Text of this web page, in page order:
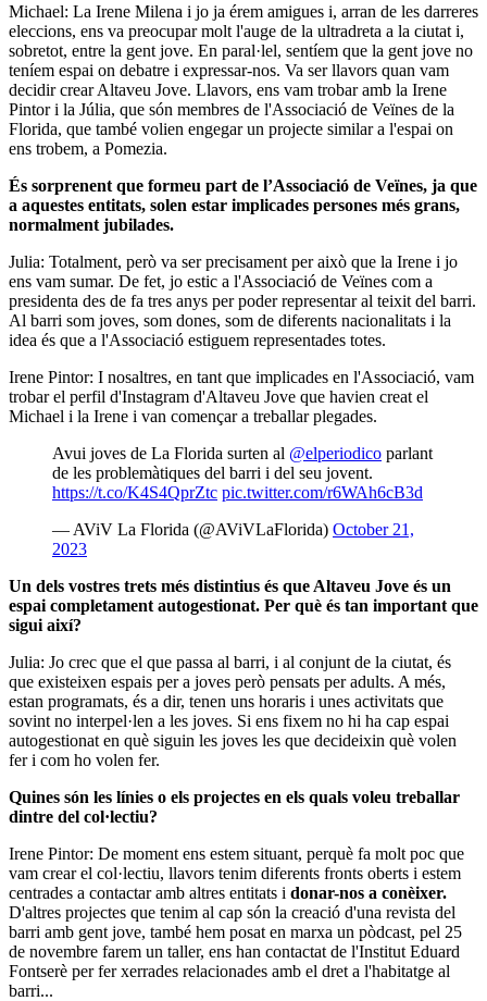
Michael: La Irene Milena i jo ja érem amigues i, arran de les darreres
eleccions, ens va preocupar molt l'auge de la ultradreta a la ciutat i,
sobretot, entre la gent jove. En paral·lel, sentíem que la gent jove no
teníem espai on debatre i expressar-nos. Va ser llavors quan vam
decidir crear Altaveu Jove. Llavors, ens vam trobar amb la Irene
Pintor i la Júlia, que són membres de l'Associació de Veïnes de la
Florida, que també volien engegar un projecte similar a l'espai on
ens trobem, a Pomezia.
És sorprenent que formeu part de l’Associació de Veïnes, ja que
a aquestes entitats, solen estar implicades persones més grans,
normalment jubilades.
Julia: Totalment, però va ser precisament per això que la Irene i jo
ens vam sumar. De fet, jo estic a l'Associació de Veïnes com a
presidenta des de fa tres anys per poder representar al teixit del barri.
Al barri som joves, som dones, som de diferents nacionalitats i la
idea és que a l'Associació estiguem representades totes.
Irene Pintor: I nosaltres, en tant que implicades en l'Associació, vam
trobar el perfil d'Instagram d'Altaveu Jove que havien creat el
Michael i la Irene i van començar a treballar plegades.
Avui joves de La Florida surten al @elperiodico parlant
de les problemàtiques del barri i del seu jovent.
https://t.co/K4S4QprZtc pic.twitter.com/r6WAh6cB3d
— AViV La Florida (@AViVLaFlorida) October 21,
2023
Un dels vostres trets més distintius és que Altaveu Jove és un
espai completament autogestionat. Per què és tan important que
sigui així?
Julia: Jo crec que el que passa al barri, i al conjunt de la ciutat, és
que existeixen espais per a joves però pensats per adults. A més,
estan programats, és a dir, tenen uns horaris i unes activitats que
sovint no interpel·len a les joves. Si ens fixem no hi ha cap espai
autogestionat en què siguin les joves les que decideixin què volen
fer i com ho volen fer.
Quines són les línies o els projectes en els quals voleu treballar
dintre del col·lectiu?
Irene Pintor: De moment ens estem situant, perquè fa molt poc que
vam crear el col·lectiu, llavors tenim diferents fronts oberts i estem
centrades a contactar amb altres entitats i donar-nos a conèixer.
D'altres projectes que tenim al cap són la creació d'una revista del
barri amb gent jove, també hem posat en marxa un pòdcast, pel 25
de novembre farem un taller, ens han contactat de l'Institut Eduard
Fontserè per fer xerrades relacionades amb el dret a l'habitatge al
barri...